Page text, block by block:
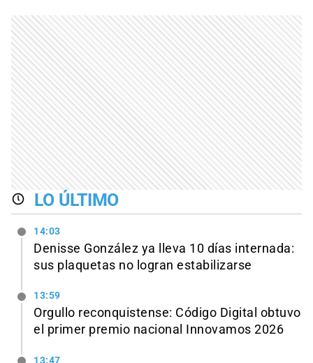
LO ÚLTIMO
14:03
Denisse González ya lleva 10 días internada:
sus plaquetas no logran estabilizarse
13:59
Orgullo reconquistense: Código Digital obtuvo
el primer premio nacional Innovamos 2026